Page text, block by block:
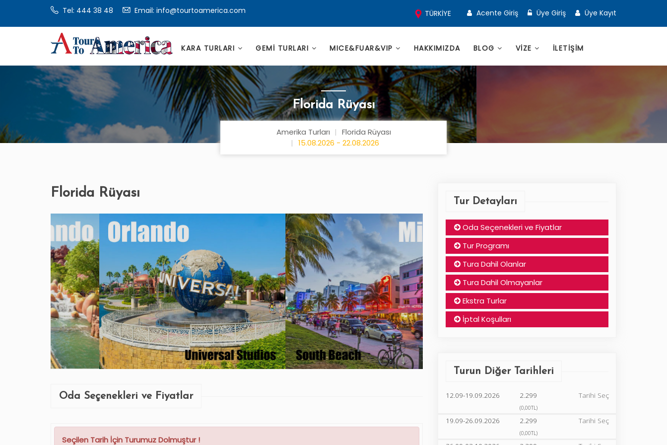
Tel: 444 38 48 Email: info@tourtoamerica.com TÜRKİYE Acente Giriş Üye Giriş Üye Kayıt
KARA TURLARI GEMİ TURLARI MICE&FUAR&VIP HAKKIMIZDA BLOG VİZE İLETİŞİM
Florida Rüyası
Amerika Turları
Florida Rüyası
15.08.2026 - 22.08.2026
Florida Rüyası
Oda Seçenekleri ve Fiyatlar
Seçilen Tarih İçin Turumuz Dolmuştur !
Tur Detayları
Oda Seçenekleri ve Fiyatlar
Tur Programı
Tura Dahil Olanlar
Tura Dahil Olmayanlar
Ekstra Turlar
İptal Koşulları
Turun Diğer Tarihleri
12.09-19.09.2026 2.299
(0,00TL)
Tarihi Seç
19.09-26.09.2026 2.299
(0,00TL)
Tarihi Seç